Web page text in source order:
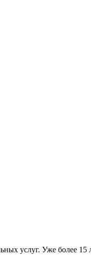
услуг. Уже более 15